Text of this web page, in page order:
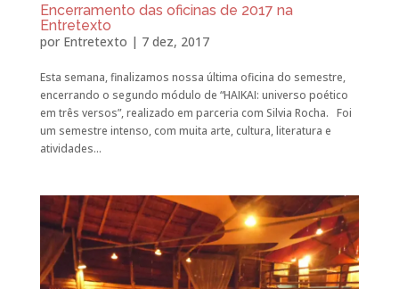
Encerramento das oficinas de 2017 na
Entretexto
por Entretexto | 7 dez, 2017
Esta semana, finalizamos nossa última oficina do semestre,
encerrando o segundo módulo de “HAIKAI: universo poético
em três versos”, realizado em parceria com Silvia Rocha. Foi
um semestre intenso, com muita arte, cultura, literatura e
atividades...